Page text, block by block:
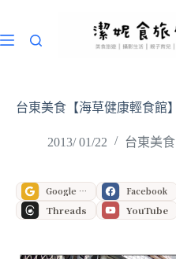
主
台東美食【海草健康輕食館】
2013/ 01/22 台東美食
Google 偏好來源 Facebook
Threads YouTube